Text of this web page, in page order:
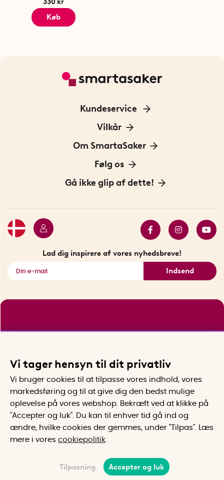
330 kr
Køb
Kundeservice
Kontakt os
Vilkår
Information om cookies
Privatlivspolitik
Om SmartaSaker
Om os
Vores historie
Følg os
Opfindere
Gå ikke glip af dette!
Se alle smarte produkter
Lad dig inspirere af vores nyhedsbreve!
Indsend
Vi tager hensyn til dit privatliv
Vi bruger cookies til at tilpasse vores indhold, vores
markedsføring og til at give dig den bedst mulige
oplevelse på vores webshop. Bekræft ved at klikke på
"Accepter og luk". Du kan til enhver tid gå ind og
ændre, hvilke cookies der gemmes, under "Tilpas". Læs
mere i vores cookiepolitik
Tilpasning Accepter og luk